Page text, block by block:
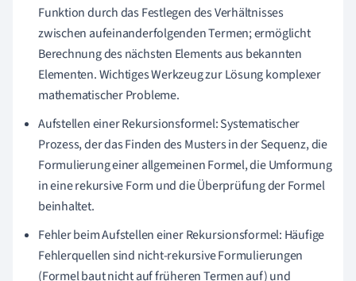
Funktion durch das Festlegen des Verhältnisses
zwischen aufeinanderfolgenden Termen; ermöglicht
Berechnung des nächsten Elements aus bekannten
Elementen. Wichtiges Werkzeug zur Lösung komplexer
mathematischer Probleme.
Aufstellen einer Rekursionsformel: Systematischer
Prozess, der das Finden des Musters in der Sequenz, die
Formulierung einer allgemeinen Formel, die Umformung
in eine rekursive Form und die Überprüfung der Formel
beinhaltet.
Fehler beim Aufstellen einer Rekursionsformel: Häufige
Fehlerquellen sind nicht-rekursive Formulierungen
(Formel baut nicht auf früheren Termen auf) und